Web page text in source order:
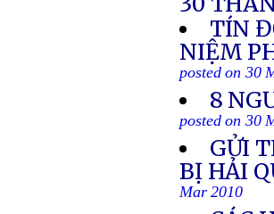
TÍN
NIỆM
posted on 30
8
posted on 30
GỬI
BỊ HẢI
Mar 2010